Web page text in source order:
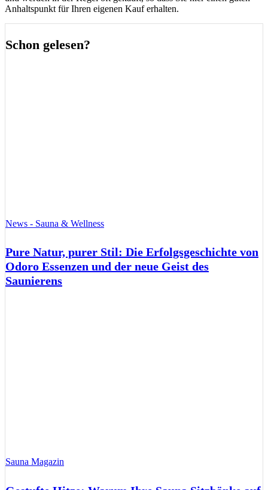
Anhaltspunkt für Ihren eigenen Kauf erhalten.
Schon gelesen?
News - Sauna & Wellness
Pure Natur, purer Stil: Die Erfolgsgeschichte von
Odoro Essenzen und der neue Geist des
Saunierens
Sauna Magazin